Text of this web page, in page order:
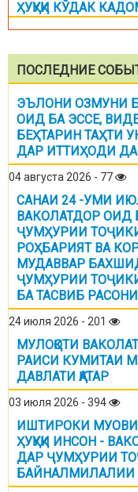
ҲУҚУҚИ КЎДАК
ПОСЛЕДНИЕ
ЭЪЛОНИ ОЗМУНИ
ОИД БА ЭССЕ,
БЕҲТАРИН ТАҲТИ
ДАР ИТТИҲОДИ
04 августа 2026 - 77
САНАИ 24 -УМИ
ВАКОЛАТДОР ОИД
ҶУМҲУРИИ
РОҲБАРИЯТ ВА
МУДАВВАР
ҶУМҲУРИИ
БА ТАСВИБ
24 июля 2026 - 201
МУЛОҚОТИ
РАИСИ КУМИТАИ
ДАВЛАТИ ҚАТАР
03 июля 2026 - 394
ИШТИРОКИ
ҲУҚУҚИ ИНСОН -
ДАР ҶУМҲУРИИ
БАЙНАЛМИЛАЛИИ